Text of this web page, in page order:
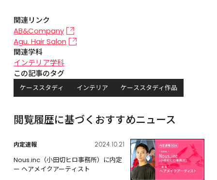
関連リンク
AB&Company
Agu. Hair Salon
関連学科
インテリア学科
この記事のタグ
ケーススタディ インテリア ケーススタディ作品
閲覧履歴に基づくおすすめニュース
内定速報 2024.10.21
Nous.inc（小田切ヒロ事務所）に内定
ー ヘアメイクアーティスト